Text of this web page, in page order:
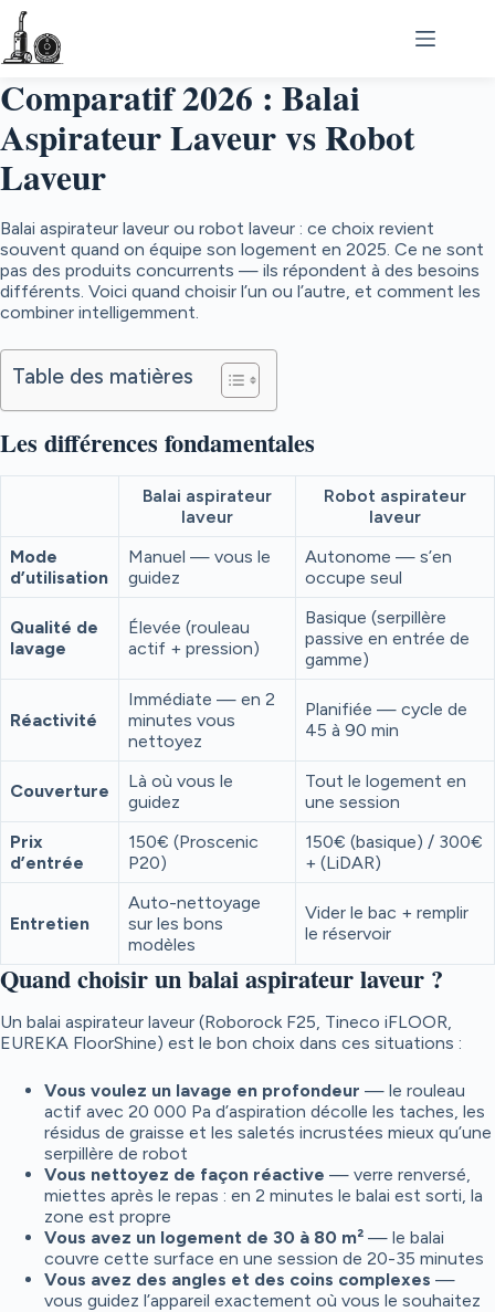
Passer
au
contenu
Comparatif 2026 : Balai
Aspirateur Laveur vs Robot
Laveur
Balai aspirateur laveur ou robot laveur : ce choix revient
souvent quand on équipe son logement en 2025. Ce ne sont
pas des produits concurrents — ils répondent à des besoins
différents. Voici quand choisir l’un ou l’autre, et comment les
combiner intelligemment.
Table des matières
Les différences fondamentales
Balai aspirateur
laveur
Robot aspirateur
laveur
Mode
d’utilisation
Manuel — vous le
guidez
Autonome — s’en
occupe seul
Qualité de
lavage
Élevée (rouleau
actif + pression)
Basique (serpillère
passive en entrée de
gamme)
Réactivité
Immédiate — en 2
minutes vous
nettoyez
Planifiée — cycle de
45 à 90 min
Couverture
Là où vous le
guidez
Tout le logement en
une session
Prix
d’entrée
150€ (Proscenic
P20)
150€ (basique) / 300€
+ (LiDAR)
Entretien
Auto-nettoyage
sur les bons
modèles
Vider le bac + remplir
le réservoir
Quand choisir un balai aspirateur laveur ?
Un balai aspirateur laveur (Roborock F25, Tineco iFLOOR,
EUREKA FloorShine) est le bon choix dans ces situations :
Vous voulez un lavage en profondeur — le rouleau
actif avec 20 000 Pa d’aspiration décolle les taches, les
résidus de graisse et les saletés incrustées mieux qu’une
serpillère de robot
Vous nettoyez de façon réactive — verre renversé,
miettes après le repas : en 2 minutes le balai est sorti, la
zone est propre
Vous avez un logement de 30 à 80 m² — le balai
couvre cette surface en une session de 20-35 minutes
Vous avez des angles et des coins complexes —
vous guidez l’appareil exactement où vous le souhaitez